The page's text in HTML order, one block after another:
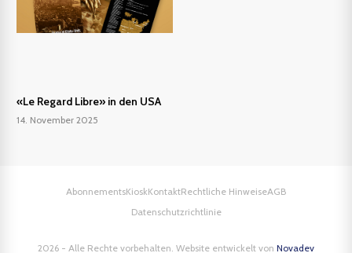
«Le Regard Libre» in den USA
14. November 2025
2026 - Alle Rechte vorbehalten. Website entwickelt von Novadev
AbonnementsKioskKontaktRechtliche HinweiseAGB
Datenschutzrichtlinie